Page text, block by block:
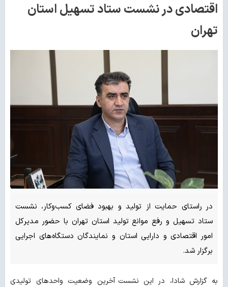
اقتصادی در نشست ستاد تسهیل استان
تهران
در راستای حمایت از تولید و بهبود فضای کسب‌وکار، نشست
ستاد تسهیل و رفع موانع تولید استان تهران با حضور مدیرکل
امور اقتصادی و دارایی استان و نمایندگان دستگاه‌های اجرایی
برگزار شد.
به گزارش شادا، در این نشست آخرین وضعیت واحدهای تولیدی